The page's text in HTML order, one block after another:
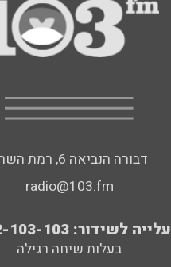
דבורה הנביאה 6, רמת השרון
radio@103.fm
עלייה לשידור: 0552-103-103
בעלות שיחה רגילה